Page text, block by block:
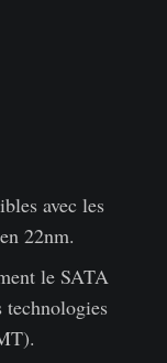
avec les
22nm.
le SATA